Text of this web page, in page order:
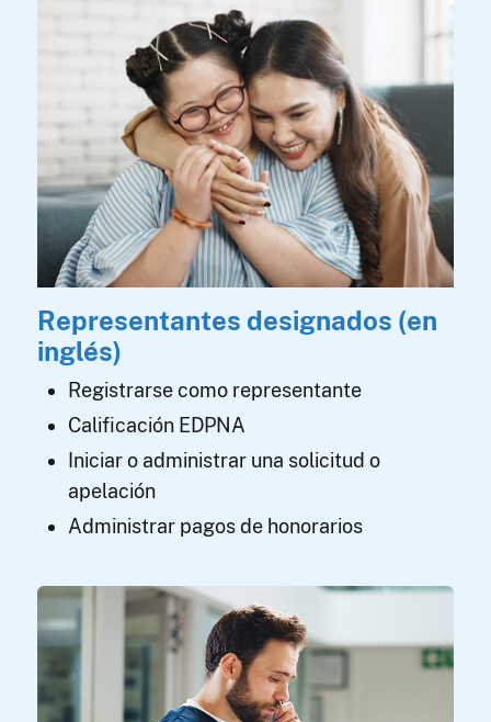
Representantes designados (en
inglés)
Registrarse como representante
Calificación EDPNA
Iniciar o administrar una solicitud o
apelación
Administrar pagos de honorarios